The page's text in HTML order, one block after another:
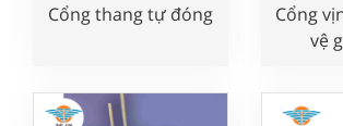
Cổng thang tự đóng
Cổng
vệ